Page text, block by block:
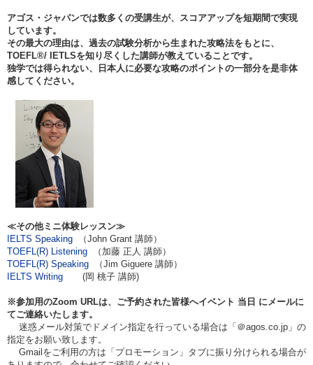
アゴス・ジャパンでは数多くの受講生が、スコアアップを短期間で実現
しています。
その最大の理由は、過去の試験分析から生まれた攻略法をもとに、
TOEFL®/ IETLSを知り尽くした講師が教えていることです。
独学では得られない、日本人に必要な攻略のポイントの一部分を是非体
感してください。
≪その他ミニ体験レッスン≫
IELTS Speaking （John Grant 講師）
TOEFL(R) Listening （加藤 正人 講師）
TOEFL(R) Speaking （Jim Giguere 講師）
IELTS Writing (岡 桃子 講師)
※参加用のZoom URLは、ご予約された皆様へイベント 当日 にメールに
てご連絡いたします。
迷惑メール対策でドメイン指定を行っている場合は「＠agos.co.jp」の
指定をお願い致します。
Gmailをご利用の方は「プロモーション」タブに振り分けられる場合が